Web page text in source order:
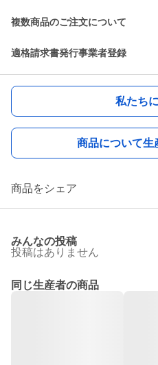
複数商品のご注文について
適格請求書発行事業者登録
私たち
商品について生
商品をシェア
みんなの投稿
投稿はありません
同じ生産者の商品